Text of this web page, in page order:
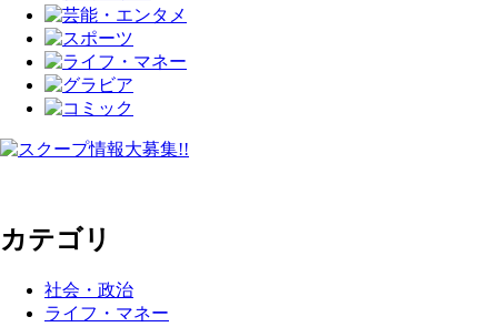
カテゴリ
社会・政治
ライフ・マネー